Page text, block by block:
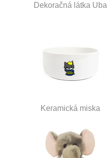
Dekoračná látka Uba
Keramická miska